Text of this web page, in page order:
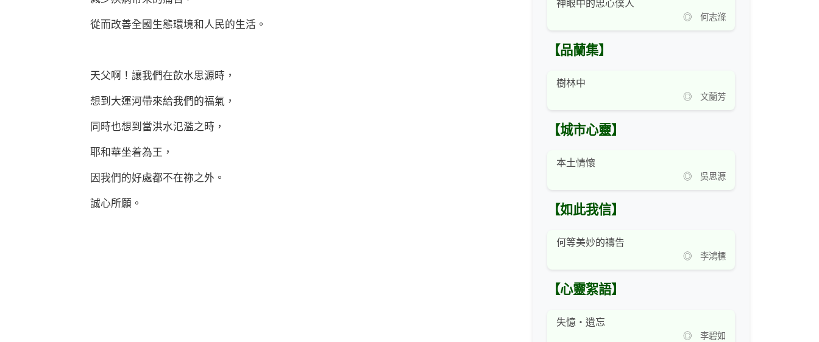
從而改善全國生態環境和人民的生活。
天父啊！讓我們在飲水思源時，
想到大運河帶來給我們的福氣，
同時也想到當洪水氾濫之時，
耶和華坐着為王，
因我們的好處都不在祢之外。
誠心所願。
神眼中的忠心僕人
◎ 何志滌
【品蘭集】
樹林中
◎ 文蘭芳
【城市心靈】
本土情懷
◎ 吳思源
【如此我信】
何等美妙的禱告
◎ 李鴻標
【心靈絮語】
失憶‧遺忘
◎ 李碧如